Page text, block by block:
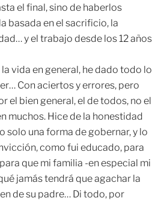
el final, sino de haberlos
basada en el sacrificio, la
y el trabajo desde los 12 años
vida en general, he dado todo lo
Con aciertos y errores, pero
el bien general, el de todos, no el
muchos. Hice de la honestidad
solo una forma de gobernar, y lo
como fui educado, para
que mi familia -en especial mi
jamás tendrá que agachar la
de su padre… Di todo, por